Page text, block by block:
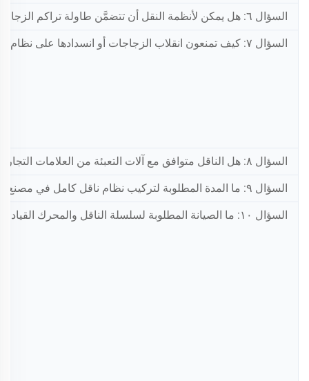
السؤال ٦: هل يمكن لأنظمة النقل أن تتضمَّن طاولة تراكم الزجاجات (طاولة التخزين المؤقت) لمنع توقُّف الخط؟
السؤال ٧: كيف تمنعون انقلاب الزجاجات أو انسدادها على نظام النقل عند السرعات العالية؟
السؤال ٨: هل الناقل متوافق مع آلات التعبئة من العلامات التجارية الأخرى؟ وهل يمكنكم توريد الناقلات بشكل منفصل؟
السؤال ٩: ما المدة المطلوبة لتركيب نظام ناقل كامل في مصنع مساحته ١٠٠٠ متر مربع؟
السؤال ١٠: ما الصيانة المطلوبة لسلسلة الناقل والمحرك القيادي، وبأي تكرار؟